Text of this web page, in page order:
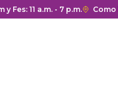
comercial.
y Fes: 11 a.m. - 7 p.m.